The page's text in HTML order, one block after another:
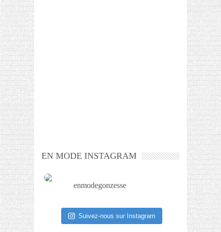
EN MODE INSTAGRAM
enmodegonzesse
Suivez-nous sur Instagram